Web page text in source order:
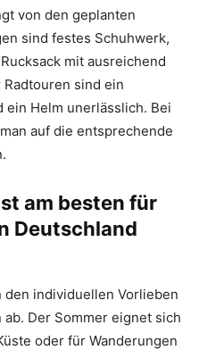
von den geplanten
sind festes Schuhwerk,
mit ausreichend
sind ein
Helm unerlässlich. Bei
auf die entsprechende
am besten für
Deutschland
den individuellen Vorlieben
Der Sommer eignet sich
oder für Wanderungen